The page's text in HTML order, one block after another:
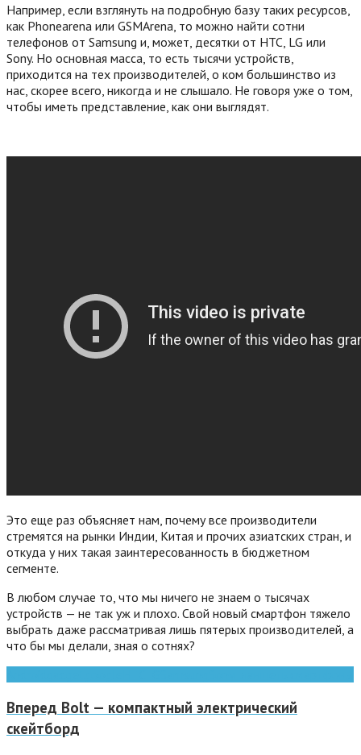
Например, если взглянуть на подробную базу таких ресурсов,
как Phonearena или GSMArena, то можно найти сотни
телефонов от Samsung и, может, десятки от HTC, LG или
Sony. Но основная масса, то есть тысячи устройств,
приходится на тех производителей, о ком большинство из
нас, скорее всего, никогда и не слышало. Не говоря уже о том,
чтобы иметь представление, как они выглядят.
Это еще раз объясняет нам, почему все производители
стремятся на рынки Индии, Китая и прочих азиатских стран, и
откуда у них такая заинтересованность в бюджетном
сегменте.
В любом случае то, что мы ничего не знаем о тысячах
устройств — не так уж и плохо. Свой новый смартфон тяжело
выбрать даже рассматривая лишь пятерых производителей, а
что бы мы делали, зная о сотнях?
Вперед Bolt — компактный электрический
скейтборд